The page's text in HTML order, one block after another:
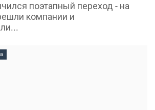
поэтапный переход - на
компании и